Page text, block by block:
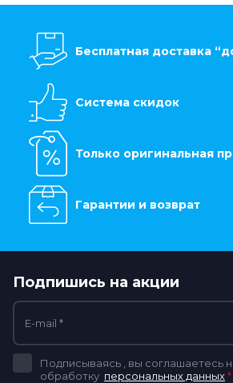
Бесплатная доставка
Система скидок
Только оригинальная
Гарантии и возврат
Подпишись на акции
Подписываясь , вы соглашаетесь
обработку персональных данных*